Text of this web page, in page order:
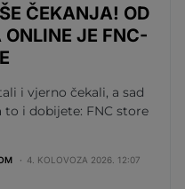
ČEKANJA! OD
ONLINE JE FNC-
i vjerno čekali, a sad
to i dobijete: FNC store
4. KOLOVOZA 2026. 12:07